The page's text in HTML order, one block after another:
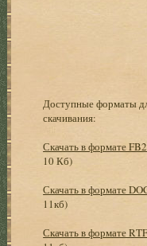
Доступные форматы
скачивания:
Скачать в формате FB2
10 Кб)
Скачать в формате
11кб)
Скачать в формате RTF